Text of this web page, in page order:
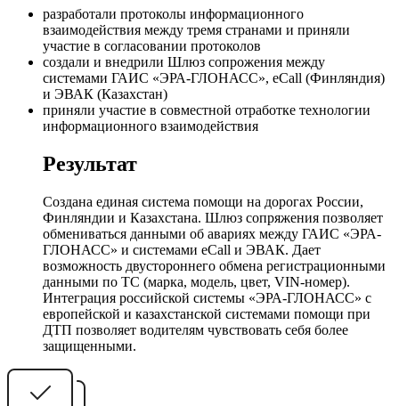
разработали протоколы информационного
взаимодействия между тремя странами и приняли
участие в согласовании протоколов
создали и внедрили Шлюз сопрожения между
системами ГАИС «ЭРА-ГЛОНАСС», eCall (Финляндия)
и ЭВАК (Казахстан)
приняли участие в совместной отработке технологии
информационного взаимодействия
Результат
Создана единая система помощи на дорогах России,
Финляндии и Казахстана. Шлюз сопряжения позволяет
обмениваться данными об авариях между ГАИС «ЭРА-
ГЛОНАСС» и системами eCall и ЭВАК. Дает
возможность двустороннего обмена регистрационными
данными по ТС (марка, модель, цвет, VIN-номер).
Интеграция российской системы «ЭРА-ГЛОНАСС» с
европейской и казахстанской системами помощи при
ДТП позволяет водителям чувствовать себя более
защищенными.